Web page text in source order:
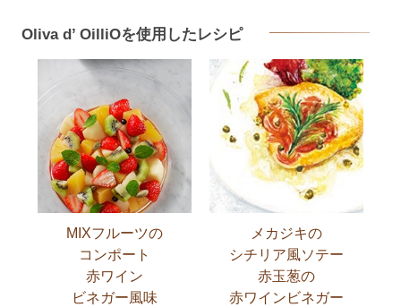
Oliva d’ OilliOを使用したレシピ
MIXフルーツの
コンポート
赤ワイン
ビネガー風味
メカジキの
シチリア風ソテー
赤玉葱の
赤ワインビネガー